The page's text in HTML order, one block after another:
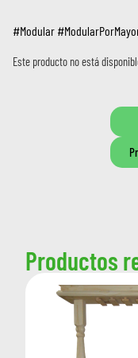
#Modular
Este producto no está
Productos